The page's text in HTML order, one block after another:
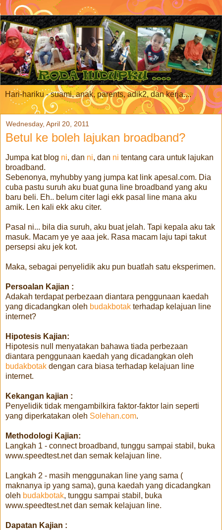
Hari-hariku - suami, anak, parents, adik2, dan kerja....
Wednesday, April 20, 2011
Betul ke boleh lajukan broadband?
Jumpa kat blog ni, dan ni, dan ni tentang cara untuk lajukan
broadband.
Sebenonya, myhubby yang jumpa kat link apesal.com. Dia
cuba pastu suruh aku buat guna line broadband yang aku
baru beli. Eh.. belum citer lagi ekk pasal line mana aku
amik. Len kali ekk aku citer.
Pasal ni... bila dia suruh, aku buat jelah. Tapi kepala aku tak
masuk. Macam ye ye aaa jek. Rasa macam laju tapi takut
persepsi aku jek kot.
Maka, sebagai penyelidik aku pun buatlah satu eksperimen.
Persoalan Kajian :
Adakah terdapat perbezaan diantara penggunaan kaedah
yang dicadangkan oleh budakbotak terhadap kelajuan line
internet?
Hipotesis Kajian:
Hipotesis null menyatakan bahawa tiada perbezaan
diantara penggunaan kaedah yang dicadangkan oleh
budakbotak dengan cara biasa terhadap kelajuan line
internet.
Kekangan kajian :
Penyelidik tidak mengambilkira faktor-faktor lain seperti
yang diperkatakan oleh Solehan.com.
Methodologi Kajian:
Langkah 1 - connect broadband, tunggu sampai stabil, buka
www.speedtest.net dan semak kelajuan line.
Langkah 2 - masih menggunakan line yang sama (
maknanya ip yang sama), guna kaedah yang dicadangkan
oleh budakbotak, tunggu sampai stabil, buka
www.speedtest.net dan semak kelajuan line.
Dapatan Kajian :